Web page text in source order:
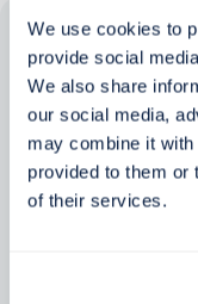
We use cookies to
provide social
We also share
our social media,
may combine it with
provided to them or
of their services.
Zjistěte,